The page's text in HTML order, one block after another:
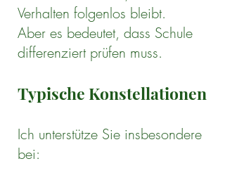
Verhalten folgenlos bleibt.
Aber es bedeutet, dass Schule
differenziert prüfen muss.
Typische Konstellationen
Ich unterstütze Sie insbesondere
bei: